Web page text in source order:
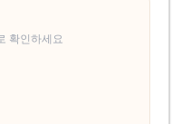
확인하세요